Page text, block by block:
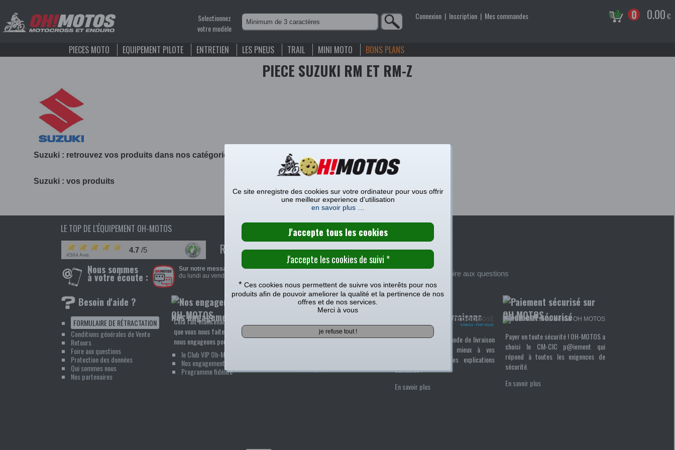
Selectionnez
votre modèle
Connexion| Inscription| Mes commandes 0 0.00€
PIECES MOTO EQUIPEMENT PILOTE ENTRETIEN LES PNEUS TRAIL MINI MOTO BONS PLANS
PIECE SUZUKI RM ET RM-Z
Suzuki : retrouvez vos produits dans nos catégories
Suzuki : vos produits
LE TOP DE L'ÉQUIPEMENT OH-MOTOS
4584 Avis
4.7 /5 RETROUVEZ NOUS SUR
Nous sommes
à votre écoute :
Sur notre messagerie : Cliquez sur le logo en bas à droite
du lundi au vendredi, 10h-12h / 13h-16h ou par courriel :
Consulter la foire aux questions
Besoin d'aide ?
FORMULAIRE DE RÉTRACTATION
Conditions générales de Vente
Retours
Foire aux questions
Protection des données
Qui sommes nous
Nos partenaires
Nos engagements
Cela fait maintenant plus de 14 ans
que vous nous faites confiance. Nous
nous engageons pour vous satisfaire.
le Club VIP Oh-Motos
Nos engagements
Programme fidélité
Nos guides pratiques
Guide des tailles
Nos marques
Informations Livraisons
Pour bien choisir le mode de livraison
qui correspond au mieux à vos
besoins, consultez les explications
suivantes !
En savoir plus
Paiement sécurisé
Payer en toute sécurité ! OH-MOTOS a
choisi le CM-CIC p@iement qui
répond à toutes les exigences de
sécurité.
En savoir plus
Ce site enregistre des cookies sur votre ordinateur pour vous offrir
une meilleur experience d'utilisation
en savoir plus …
* Ces cookies nous permettent de suivre vos interêts pour nos
produits afin de pouvoir ameliorer la qualité et la pertinence de nos
offres et de nos services.
Merci à vous